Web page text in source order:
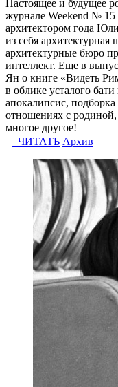
Настоящее и будущее
журнале Weekend № 15
архитектором года
из себя
архитектурные бюро
интеллект. Еще в
Ян о книге «Видеть
в облике усталого
апокалипсис,
отношениях с родиной,
многое другое!
ЧИТАТЬ Архив